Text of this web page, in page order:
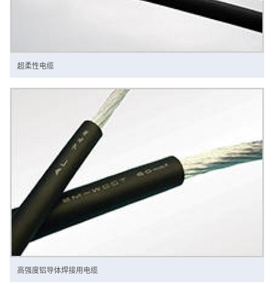
超柔性电缆
高强度铝导体焊接用电缆